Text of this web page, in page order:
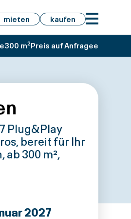
mieten kaufen
300 m2Preis auf Anfragee
Plug&Play
bereit für Ihr
ab 300 m²,
2027